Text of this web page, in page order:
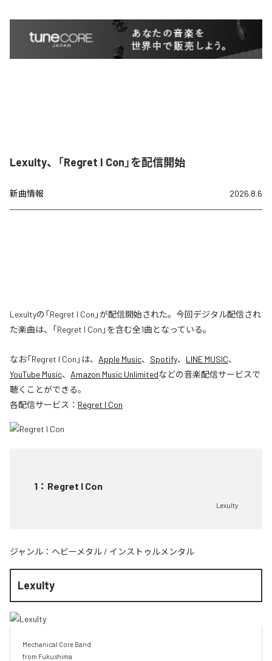
Lexulty、「Regret I Con」を配信開始
新曲情報 2026.8.6
Lexultyの「Regret I Con」が配信開始された。今回デジタル配信され
た楽曲は、「Regret I Con」を含む全1曲となっている。
なお「Regret I Con 」は、 Apple Music、 Spotify、 LINE MUSIC、
YouTube Music、 Amazon Music Unlimitedなどの音楽配信サービスで
聴くことができる。
各配信サービス： Regret I Con
1 ： Regret I Con
Lexulty
ジャンル： ヘビーメタル / インストゥルメンタル
Lexulty
Mechanical Core Band
from Fukushima